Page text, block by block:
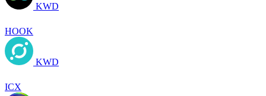
KWD
HOOK
KWD
ICX